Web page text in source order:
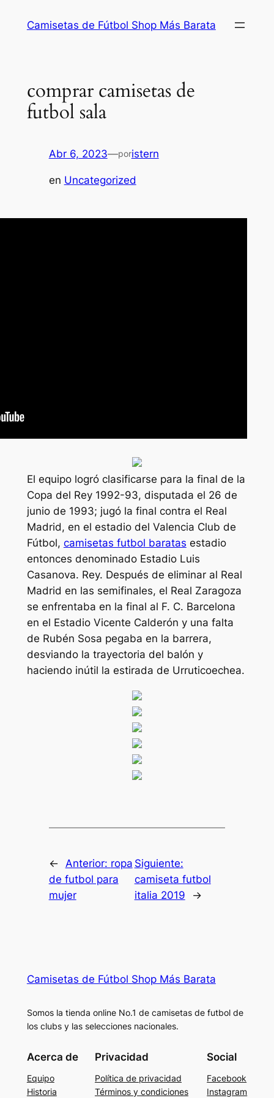
Camisetas de Fútbol Shop Más Barata
comprar camisetas de
futbol sala
Abr 6, 2023—poristern
en Uncategorized
El equipo logró clasificarse para la final de la
Copa del Rey 1992-93, disputada el 26 de
junio de 1993; jugó la final contra el Real
Madrid, en el estadio del Valencia Club de
Fútbol, camisetas futbol baratas estadio
entonces denominado Estadio Luis
Casanova. Rey. Después de eliminar al Real
Madrid en las semifinales, el Real Zaragoza
se enfrentaba en la final al F. C. Barcelona
en el Estadio Vicente Calderón y una falta
de Rubén Sosa pegaba en la barrera,
desviando la trayectoria del balón y
haciendo inútil la estirada de Urruticoechea.
← Anterior: ropa
de futbol para
mujer
Siguiente:
camiseta futbol
italia 2019
→
Camisetas de Fútbol Shop Más Barata
Somos la tienda online No.1 de camisetas de futbol de
los clubs y las selecciones nacionales.
Acerca de
Equipo
Historia
Privacidad
Política de privacidad
Términos y condiciones
Social
Facebook
Instagram